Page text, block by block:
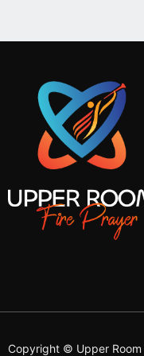
Copyright © Upper Room